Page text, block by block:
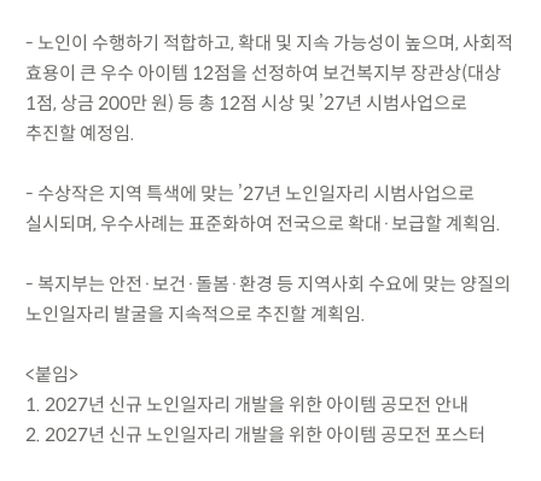
- 노인이 수행하기 적합하고, 확대 및 지속 가능성이 높으며, 사회적
효용이 큰 우수 아이템 12점을 선정하여 보건복지부 장관상(대상
1점, 상금 200만 원) 등 총 12점 시상 및 ’27년 시범사업으로
추진할 예정임.
- 수상작은 지역 특색에 맞는 ’27년 노인일자리 시범사업으로
실시되며, 우수사례는 표준화하여 전국으로 확대·보급할 계획임.
- 복지부는 안전·보건·돌봄·환경 등 지역사회 수요에 맞는 양질의
노인일자리 발굴을 지속적으로 추진할 계획임.
<붙임>
1. 2027년 신규 노인일자리 개발을 위한 아이템 공모전 안내
2. 2027년 신규 노인일자리 개발을 위한 아이템 공모전 포스터